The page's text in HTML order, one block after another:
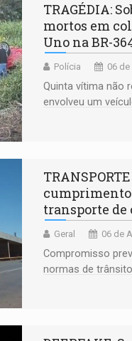
TRAGÉDIA:
mortos em
Uno na BR-
Polícia 06
Quinta vítima não
envolveu um
cumprimento
transporte de
Geral 06 de
Compromisso
normas de